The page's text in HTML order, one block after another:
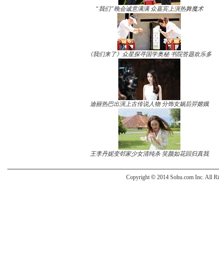
“我们”晚会诚意满满 众嘉宾上演热舞魔术
《我们来了》众星探寻国学奥秘 书院答题欢乐多
迪丽热巴出演上古传说人物 分饰女娲后羿嫦娥
王李丹妮变邻家少女清纯杀 笑颜如花回归真我
Copyright © 2014 Sohu.com Inc. All